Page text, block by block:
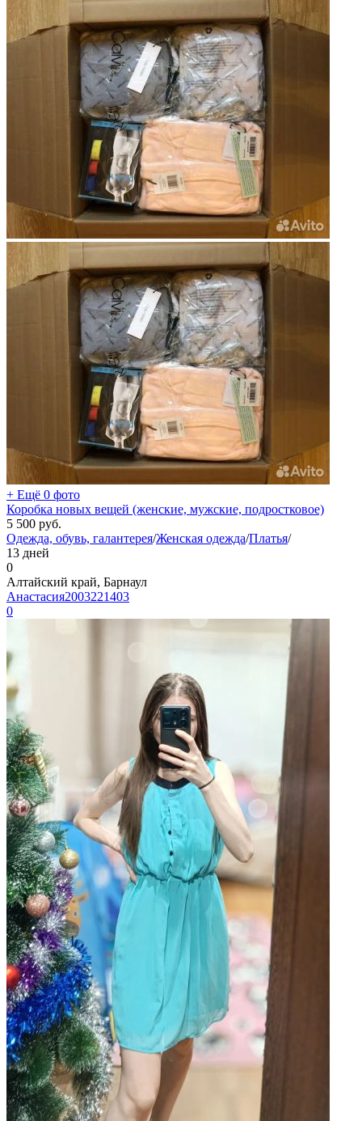
+ Ещё 0 фото
Коробка новых вещей (женские, мужские, подростковое)
5 500 руб.
Одежда, обувь, галантерея/Женская одежда/Платья/
13 дней
0
Алтайский край, Барнаул
Анастасия2003221403
0